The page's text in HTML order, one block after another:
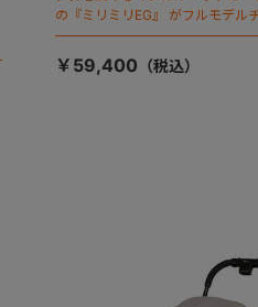
の『ミリミリEG』 がフルモデル
「マジカルフォールディング」搭
￥59,400